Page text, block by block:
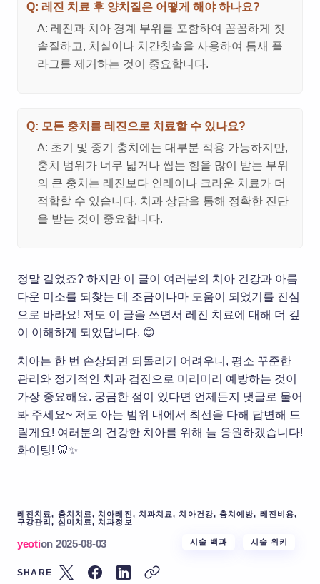
Q: 레진 치료 후 양치질은 어떻게 해야 하나요?
A: 레진과 치아 경계 부위를 포함하여 꼼꼼하게 칫
솔질하고, 치실이나 치간칫솔을 사용하여 틈새 플
라그를 제거하는 것이 중요합니다.
Q: 모든 충치를 레진으로 치료할 수 있나요?
A: 초기 및 중기 충치에는 대부분 적용 가능하지만,
충치 범위가 너무 넓거나 씹는 힘을 많이 받는 부위
의 큰 충치는 레진보다 인레이나 크라운 치료가 더
적합할 수 있습니다. 치과 상담을 통해 정확한 진단
을 받는 것이 중요합니다.
정말 길었죠? 하지만 이 글이 여러분의 치아 건강과 아름
다운 미소를 되찾는 데 조금이나마 도움이 되었기를 진심
으로 바라요! 저도 이 글을 쓰면서 레진 치료에 대해 더 깊
이 이해하게 되었답니다. 😊
치아는 한 번 손상되면 되돌리기 어려우니, 평소 꾸준한
관리와 정기적인 치과 검진으로 미리미리 예방하는 것이
가장 중요해요. 궁금한 점이 있다면 언제든지 댓글로 물어
봐 주세요~ 저도 아는 범위 내에서 최선을 다해 답변해 드
릴게요! 여러분의 건강한 치아를 위해 늘 응원하겠습니다!
화이팅! 🦷✨
레진치료, 충치치료, 치아레진, 치과치료, 치아건강, 충치예방, 레진비용,
구강관리, 심미치료, 치과정보
yeotion 2025-08-03 시술 백과 시술 위키
SHARE